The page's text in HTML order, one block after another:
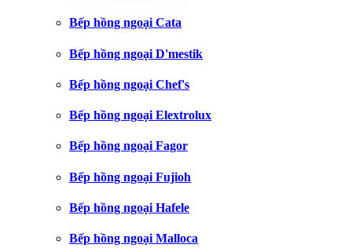
Bếp hồng ngoại Cata
Bếp hồng ngoại D'mestik
Bếp hồng ngoại Chef's
Bếp hồng ngoại Elextrolux
Bếp hồng ngoại Fagor
Bếp hồng ngoại Fujioh
Bếp hồng ngoại Hafele
Bếp hồng ngoại Malloca